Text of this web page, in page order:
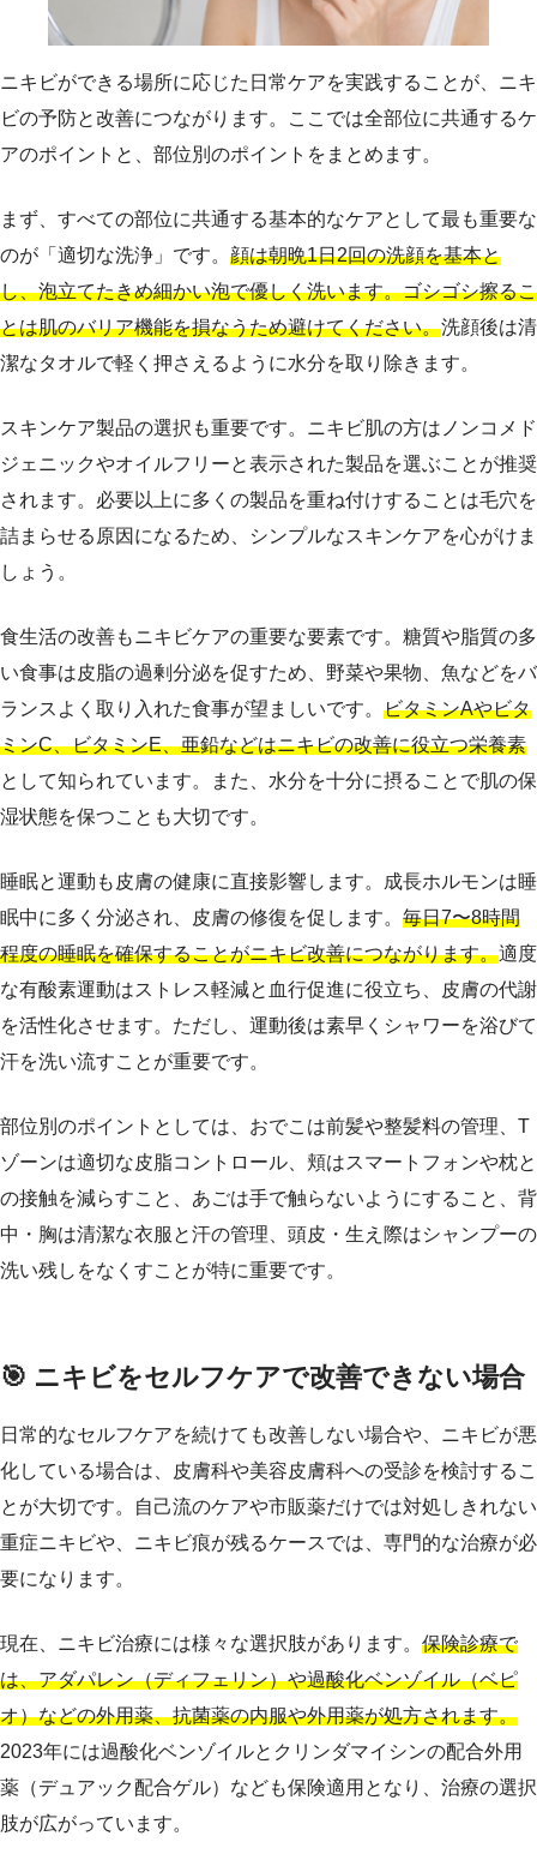
ニキビができる場所に応じた日常ケアを実践することが、ニキ
ビの予防と改善につながります。ここでは全部位に共通するケ
アのポイントと、部位別のポイントをまとめます。
まず、すべての部位に共通する基本的なケアとして最も重要な
のが「適切な洗浄」です。 顔は朝晩1日2回の洗顔を基本と
し、泡立てたきめ細かい泡で優しく洗います。ゴシゴシ擦るこ
とは肌のバリア機能を損なうため避けてください。洗顔後は清
潔なタオルで軽く押さえるように水分を取り除きます。
スキンケア製品の選択も重要です。ニキビ肌の方はノンコメド
ジェニックやオイルフリーと表示された製品を選ぶことが推奨
されます。必要以上に多くの製品を重ね付けすることは毛穴を
詰まらせる原因になるため、シンプルなスキンケアを心がけま
しょう。
食生活の改善もニキビケアの重要な要素です。糖質や脂質の多
い食事は皮脂の過剰分泌を促すため、野菜や果物、魚などをバ
ランスよく取り入れた食事が望ましいです。 ビタミンAやビタ
ミンC、ビタミンE、亜鉛などはニキビの改善に役立つ栄養素
として知られています。また、水分を十分に摂ることで肌の保
湿状態を保つことも大切です。
睡眠と運動も皮膚の健康に直接影響します。成長ホルモンは睡
眠中に多く分泌され、皮膚の修復を促します。 毎日7〜8時間
程度の睡眠を確保することがニキビ改善につながります。適度
な有酸素運動はストレス軽減と血行促進に役立ち、皮膚の代謝
を活性化させます。ただし、運動後は素早くシャワーを浴びて
汗を洗い流すことが重要です。
部位別のポイントとしては、おでこは前髪や整髪料の管理、T
ゾーンは適切な皮脂コントロール、頬はスマートフォンや枕と
の接触を減らすこと、あごは手で触らないようにすること、背
中・胸は清潔な衣服と汗の管理、頭皮・生え際はシャンプーの
洗い残しをなくすことが特に重要です。
🎯 ニキビをセルフケアで改善できない場合
日常的なセルフケアを続けても改善しない場合や、ニキビが悪
化している場合は、皮膚科や美容皮膚科への受診を検討するこ
とが大切です。自己流のケアや市販薬だけでは対処しきれない
重症ニキビや、ニキビ痕が残るケースでは、専門的な治療が必
要になります。
現在、ニキビ治療には様々な選択肢があります。 保険診療で
は、アダパレン（ディフェリン）や過酸化ベンゾイル（ベピ
オ）などの外用薬、抗菌薬の内服や外用薬が処方されます。
2023年には過酸化ベンゾイルとクリンダマイシンの配合外用
薬（デュアック配合ゲル）なども保険適用となり、治療の選択
肢が広がっています。